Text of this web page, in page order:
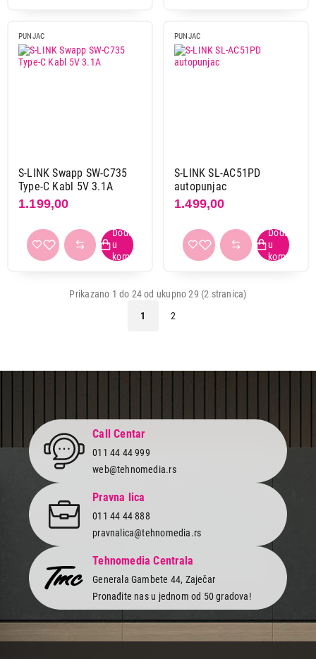
PUNJAC
S-LINK Swapp SW-C735
Type-C Kabl 5V 3.1A
1.199,00
PUNJAC
S-LINK SL-AC51PD
autopunjac
1.499,00
Prikazano 1 do 24 od ukupno 29 (2 stranica)
1
2
Call Centar
011 44 44 999
web@tehnomedia.rs
Pravna lica
011 44 44 888
pravnalica@tehnomedia.rs
Tehnomedia Centrala
Generala Gambete 44, Zaječar
Pronađite nas u jednom od 50 gradova!